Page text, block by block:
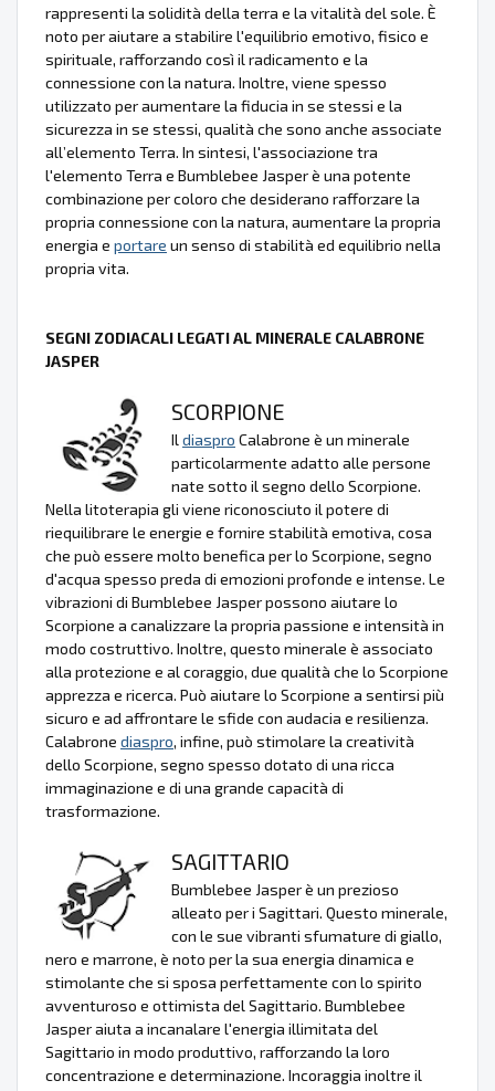
rappresenti la solidità della terra e la vitalità del sole. È
noto per aiutare a stabilire l'equilibrio emotivo, fisico e
spirituale, rafforzando così il radicamento e la
connessione con la natura. Inoltre, viene spesso
utilizzato per aumentare la fiducia in se stessi e la
sicurezza in se stessi, qualità che sono anche associate
all’elemento Terra. In sintesi, l'associazione tra
l'elemento Terra e Bumblebee Jasper è una potente
combinazione per coloro che desiderano rafforzare la
propria connessione con la natura, aumentare la propria
energia e portare un senso di stabilità ed equilibrio nella
propria vita.
SEGNI ZODIACALI LEGATI AL MINERALE CALABRONE
JASPER
SCORPIONE
Il diaspro Calabrone è un minerale
particolarmente adatto alle persone
nate sotto il segno dello Scorpione.
Nella litoterapia gli viene riconosciuto il potere di
riequilibrare le energie e fornire stabilità emotiva, cosa
che può essere molto benefica per lo Scorpione, segno
d'acqua spesso preda di emozioni profonde e intense. Le
vibrazioni di Bumblebee Jasper possono aiutare lo
Scorpione a canalizzare la propria passione e intensità in
modo costruttivo. Inoltre, questo minerale è associato
alla protezione e al coraggio, due qualità che lo Scorpione
apprezza e ricerca. Può aiutare lo Scorpione a sentirsi più
sicuro e ad affrontare le sfide con audacia e resilienza.
Calabrone diaspro, infine, può stimolare la creatività
dello Scorpione, segno spesso dotato di una ricca
immaginazione e di una grande capacità di
trasformazione.
SAGITTARIO
Bumblebee Jasper è un prezioso
alleato per i Sagittari. Questo minerale,
con le sue vibranti sfumature di giallo,
nero e marrone, è noto per la sua energia dinamica e
stimolante che si sposa perfettamente con lo spirito
avventuroso e ottimista del Sagittario. Bumblebee
Jasper aiuta a incanalare l'energia illimitata del
Sagittario in modo produttivo, rafforzando la loro
concentrazione e determinazione. Incoraggia inoltre il